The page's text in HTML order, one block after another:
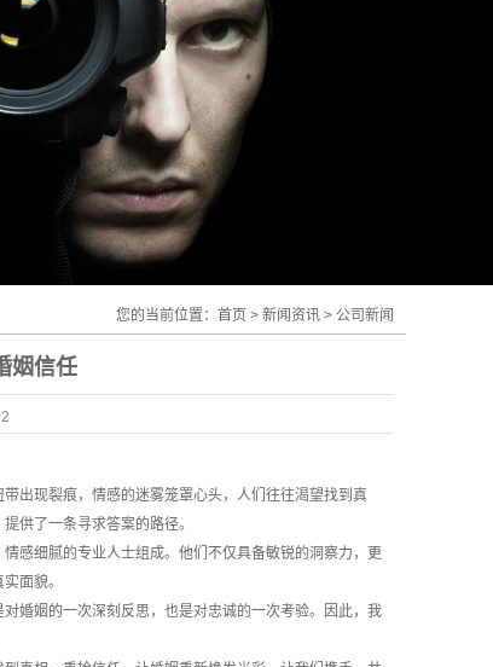
您的当前位置： 首页 > 新闻资讯 > 公司新闻
姻信任
出现裂痕，情感的迷雾笼罩心头，人们往往渴望找到真
供了一条寻求答案的路径。
感细腻的专业人士组成。他们不仅具备敏锐的洞察力，更
面貌。
婚姻的一次深刻反思，也是对忠诚的一次考验。因此，我